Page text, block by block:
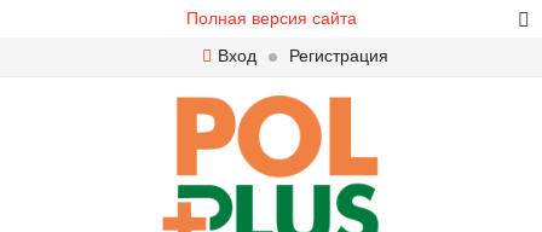
Полная версия сайта
Вход
Регистрация